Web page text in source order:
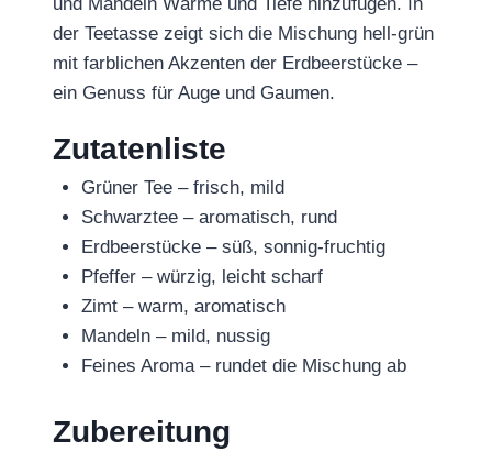
und Mandeln Wärme und Tiefe hinzufügen. In
der Teetasse zeigt sich die Mischung hell-grün
mit farblichen Akzenten der Erdbeerstücke –
ein Genuss für Auge und Gaumen.
Zutatenliste
Grüner Tee – frisch, mild
Schwarztee – aromatisch, rund
Erdbeerstücke – süß, sonnig-fruchtig
Pfeffer – würzig, leicht scharf
Zimt – warm, aromatisch
Mandeln – mild, nussig
Feines Aroma – rundet die Mischung ab
Zubereitung